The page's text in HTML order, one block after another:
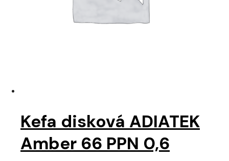
Kefa disková ADIATEK
Amber 66 PPN 0,6